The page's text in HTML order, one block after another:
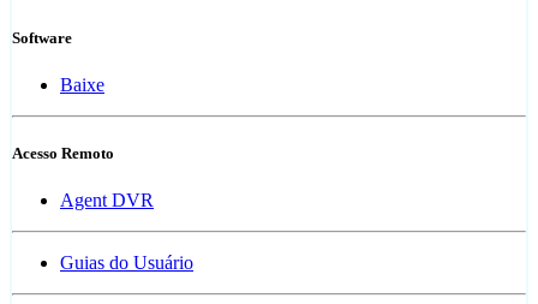
Software
Baixe
Acesso Remoto
Agent DVR
Guias do Usuário